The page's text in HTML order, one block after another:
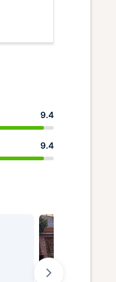
9.4
9.4